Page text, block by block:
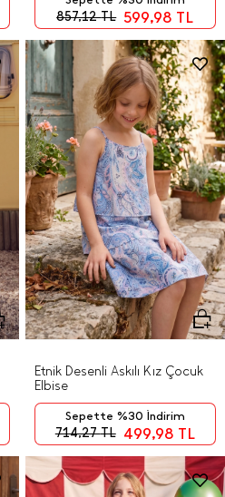
857,12TL 599,98 TL
Etnik Desenli Askılı Kız Çocuk
Elbise
714,27TL 499,98 TL
Sepette %30 İndirim